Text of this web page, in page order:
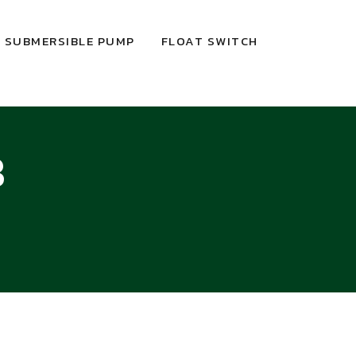
SUBMERSIBLE PUMP
FLOAT SWITCH